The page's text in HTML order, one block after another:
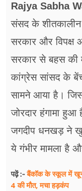
सेहत
ब्‍यूटी
जॉब्स
शिक्षा
अन्य खबरें
Rajya Sabha
संसद के
सरकार और विपक्ष
सरकार से बहस की
कांग्रेस सांसद के बेंच
सामने आया है।
जोरदार हंगामा
जगदीप धनखड़ ने
ये गंभीर मामला है
पढ़ें :-बैंकॉक के स्कूल में
4 की मौत, मचा हड़कंप